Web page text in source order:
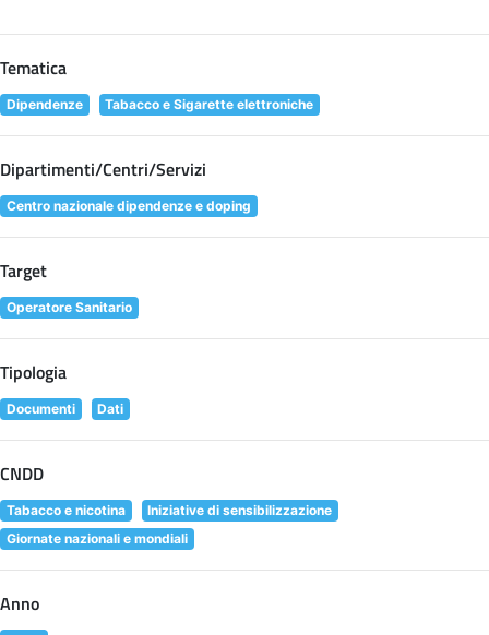
Tematica
Dipendenze Tabacco e Sigarette elettroniche
Dipartimenti/Centri/Servizi
Centro nazionale dipendenze e doping
Target
Operatore Sanitario
Tipologia
Documenti Dati
CNDD
Tabacco e nicotina
Iniziative di sensibilizzazione
Giornate nazionali e mondiali
Anno